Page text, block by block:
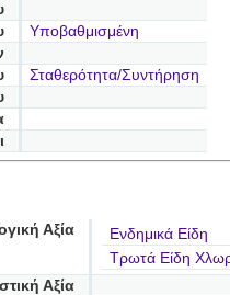
Υποβαθμισμένη
Σταθερότητα/Συντήρηση
Αξία
Ενδημικά Είδη
Τρωτά Είδη
Αξία